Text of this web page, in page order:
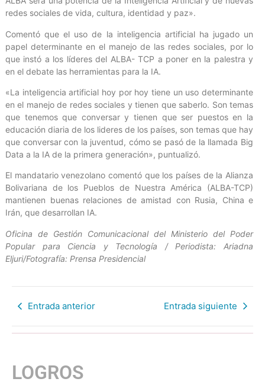
redes sociales de vida, cultura, identidad y paz».
Comentó que el uso de la inteligencia artificial ha jugado un
papel determinante en el manejo de las redes sociales, por lo
que instó a los líderes del ALBA- TCP a poner en la palestra y
en el debate las herramientas para la IA.
«La inteligencia artificial hoy por hoy tiene un uso determinante
en el manejo de redes sociales y tienen que saberlo. Son temas
que tenemos que conversar y tienen que ser puestos en la
educación diaria de los lideres de los países, son temas que hay
que conversar con la juventud, cómo se pasó de la llamada Big
Data a la IA de la primera generación», puntualizó.
El mandatario venezolano comentó que los países de la Alianza
Bolivariana de los Pueblos de Nuestra América (ALBA-TCP)
mantienen buenas relaciones de amistad con Rusia, China e
Irán, que desarrollan IA.
Oficina de Gestión Comunicacional del Ministerio del Poder
Popular para Ciencia y Tecnología / Periodista: Ariadna
Eljuri/Fotografía: Prensa Presidencial
Entrada anterior Entrada siguiente
LOGROS